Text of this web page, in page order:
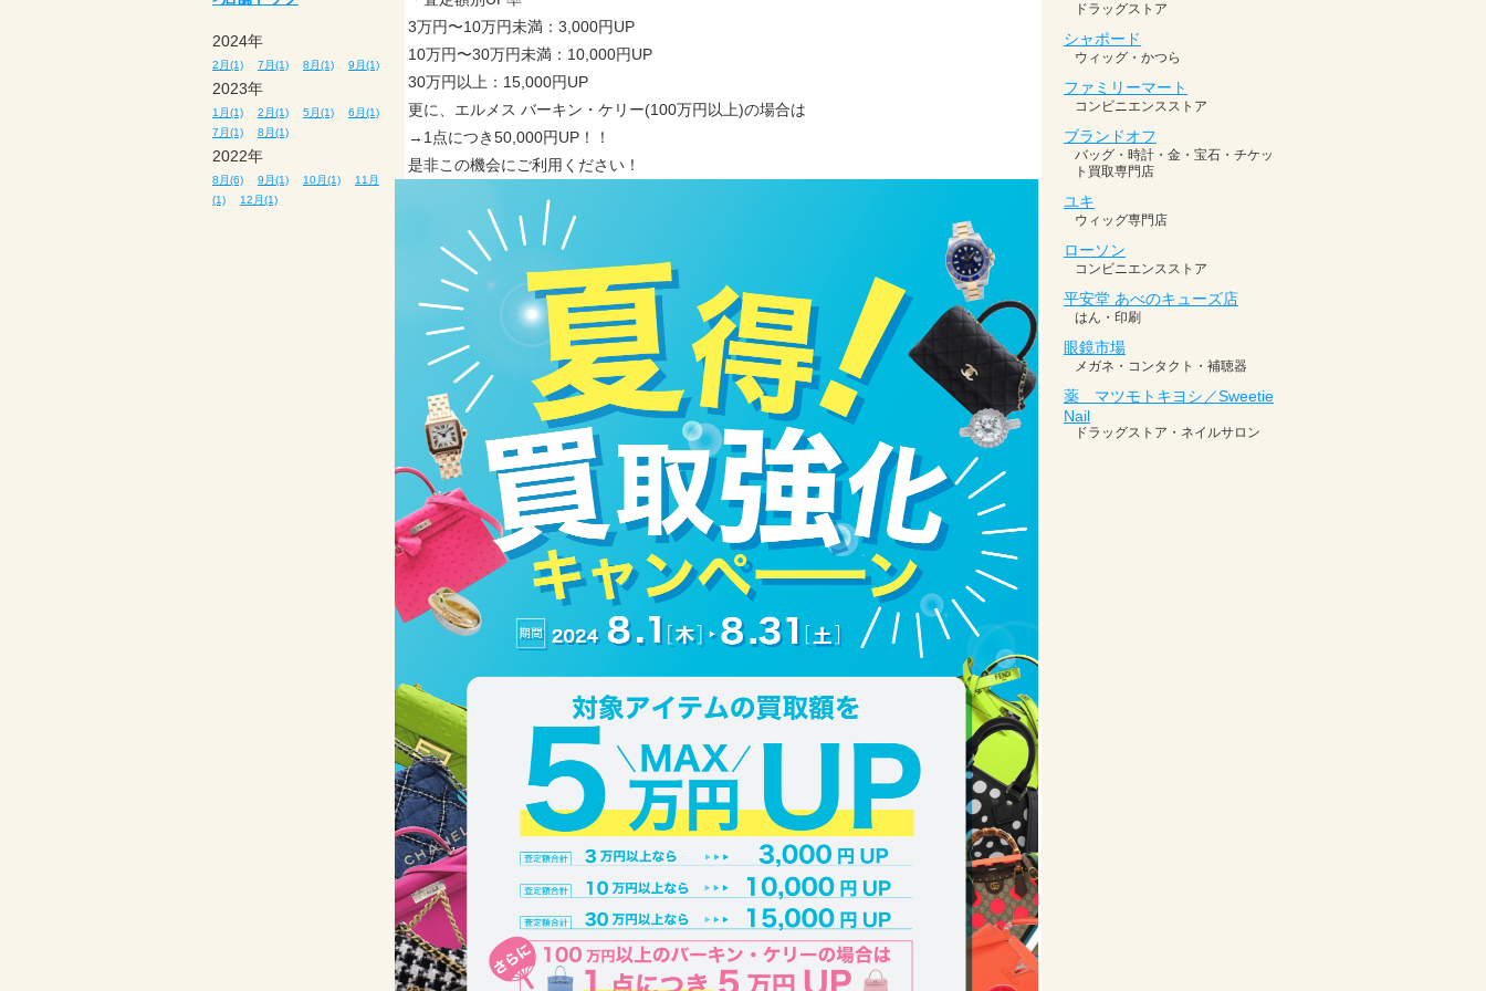
2024年
2月(1) 7月(1) 8月(1) 9月(1)
2023年
1月(1) 2月(1) 5月(1)
6月(1)
7月(1)
8月(1)
2022年
8月(6) 9月(1) 10月(1)
11月
(1)
12月(1)
3万円〜10万円未満：3,000円UP
10万円〜30万円未満：10,000円UP
30万円以上：15,000円UP
更に、エルメス バーキン・ケリー(100万円以上)の場合は
→1点につき50,000円UP！！
是非この機会にご利用ください！